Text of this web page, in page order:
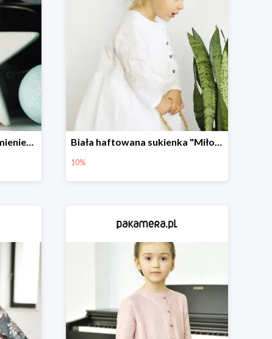
Porcelanowa Gwiazda z imieniem i datą urodzenia dziecka -20% Biała haftowana sukienka "Miłość"
10%